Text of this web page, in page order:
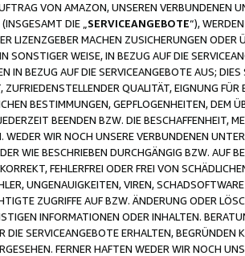
VON AMAZON, UNSEREN VERBUNDENEN
DIE „ SERVICEANGEBOTE“),
LIZENZGEBER MACHEN ZUSICHERUNGEN
SONSTIGER WEISE, IN BEZUG AUF DIE
IN BEZUG AUF DIE SERVICEANGEBOTE AUS;
ZUFRIEDENSTELLENDER QUALITÄT, EIGNUNG
BESTIMMUNGEN, GEPFLOGENHEITEN, DEM
BEENDEN BZW. DIE BESCHAFFENHEIT,
WEDER WIR NOCH UNSERE VERBUNDENEN
WIE BESCHRIEBEN DURCHGÄNGIG BZW. AUF
FEHLERFREI ODER FREI VON
UNGENAUIGKEITEN, VIREN,
ZUGRIFFE AUF BZW. ÄNDERUNG ODER
INFORMATIONEN ODER INHALTEN.
DIE SERVICEANGEBOTE ERHALTEN,
FERNER HAFTEN WEDER WIR NOCH